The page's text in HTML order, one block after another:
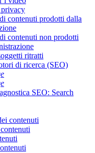
privacy
contenuti prodotti dalla
contenuti non prodotti
ritratti
di ricerca (SEO)
SEO: Search
contenuti